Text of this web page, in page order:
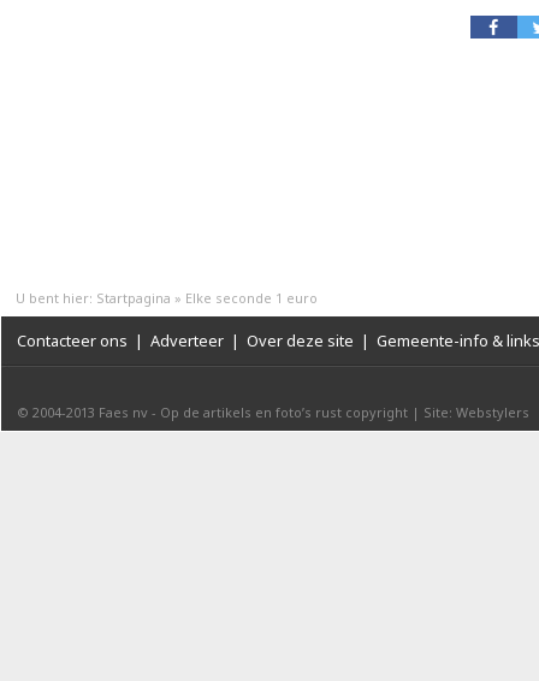
U bent hier: Startpagina » Elke seconde 1 euro
Contacteer ons | Adverteer | Over deze site | Gemeente-info & links
© 2004-2013 Faes nv - Op de artikels en foto’s rust copyright | Site: Webstylers